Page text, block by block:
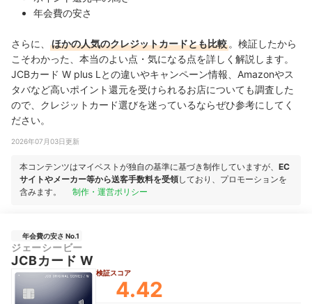
年会費の安さ
さらに、 ほかの人気のクレジットカードとも比較 。 検証したから
こそわかった、本当のよい点・気になる点を詳しく解説します。
JCBカード W plus Lとの違いやキャンペーン情報、Amazonやス
タバなど高いポイント還元を受けられるお店についても調査した
ので、クレジットカード選びを迷っているならぜひ参考にしてく
ださい。
2026年07月03日更新
本コンテンツはマイベストが独自の基準に基づき制作していますが、 EC
サイトやメーカー等から送客手数料を受領しており、プロモーションを
含みます。
制作・運営ポリシー
年会費の安さ No.1
ジェーシービー
JCBカード W
検証スコア
4.42